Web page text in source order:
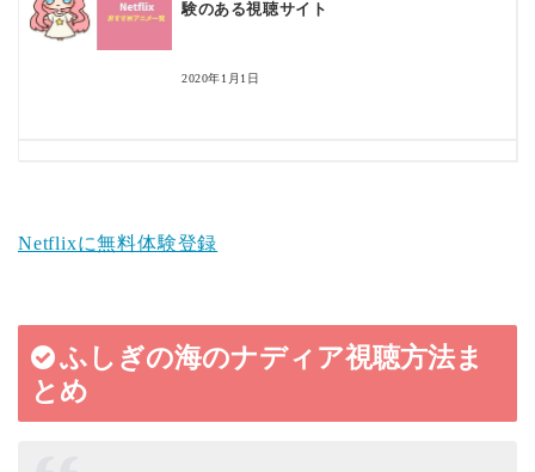
験のある視聴サイト
2020年1月1日
Netflixに無料体験登録
ふしぎの海のナディア視聴方法ま
とめ